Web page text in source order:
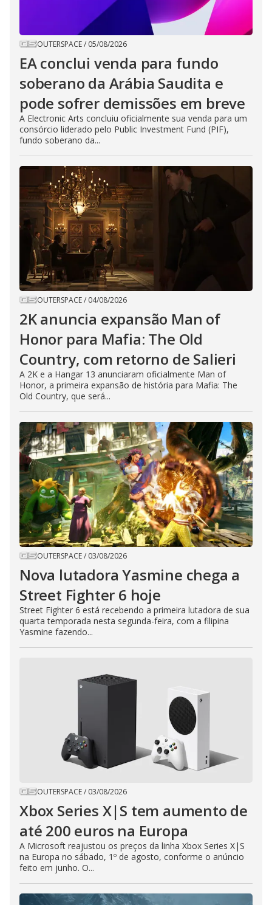
OUTERSPACE/ 05/08/2026
EA conclui venda para fundo
soberano da Arábia Saudita e
pode sofrer demissões em breve
A Electronic Arts concluiu oficialmente sua venda para um
consórcio liderado pelo Public Investment Fund (PIF),
fundo soberano da...
OUTERSPACE/ 04/08/2026
2K anuncia expansão Man of
Honor para Mafia: The Old
Country, com retorno de Salieri
A 2K e a Hangar 13 anunciaram oficialmente Man of
Honor, a primeira expansão de história para Mafia: The
Old Country, que será...
OUTERSPACE/ 03/08/2026
Nova lutadora Yasmine chega a
Street Fighter 6 hoje
Street Fighter 6 está recebendo a primeira lutadora de sua
quarta temporada nesta segunda-feira, com a filipina
Yasmine fazendo...
OUTERSPACE/ 03/08/2026
Xbox Series X|S tem aumento de
até 200 euros na Europa
A Microsoft reajustou os preços da linha Xbox Series X|S
na Europa no sábado, 1º de agosto, conforme o anúncio
feito em junho. O...